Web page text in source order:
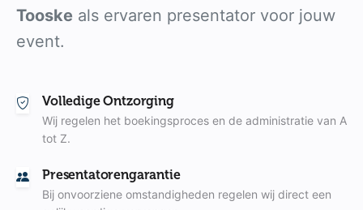
Tooske als ervaren presentator voor jouw
event.
Volledige Ontzorging
Wij regelen het boekingsproces en de administratie van A
tot Z.
Presentatorengarantie
Bij onvoorziene omstandigheden regelen wij direct een